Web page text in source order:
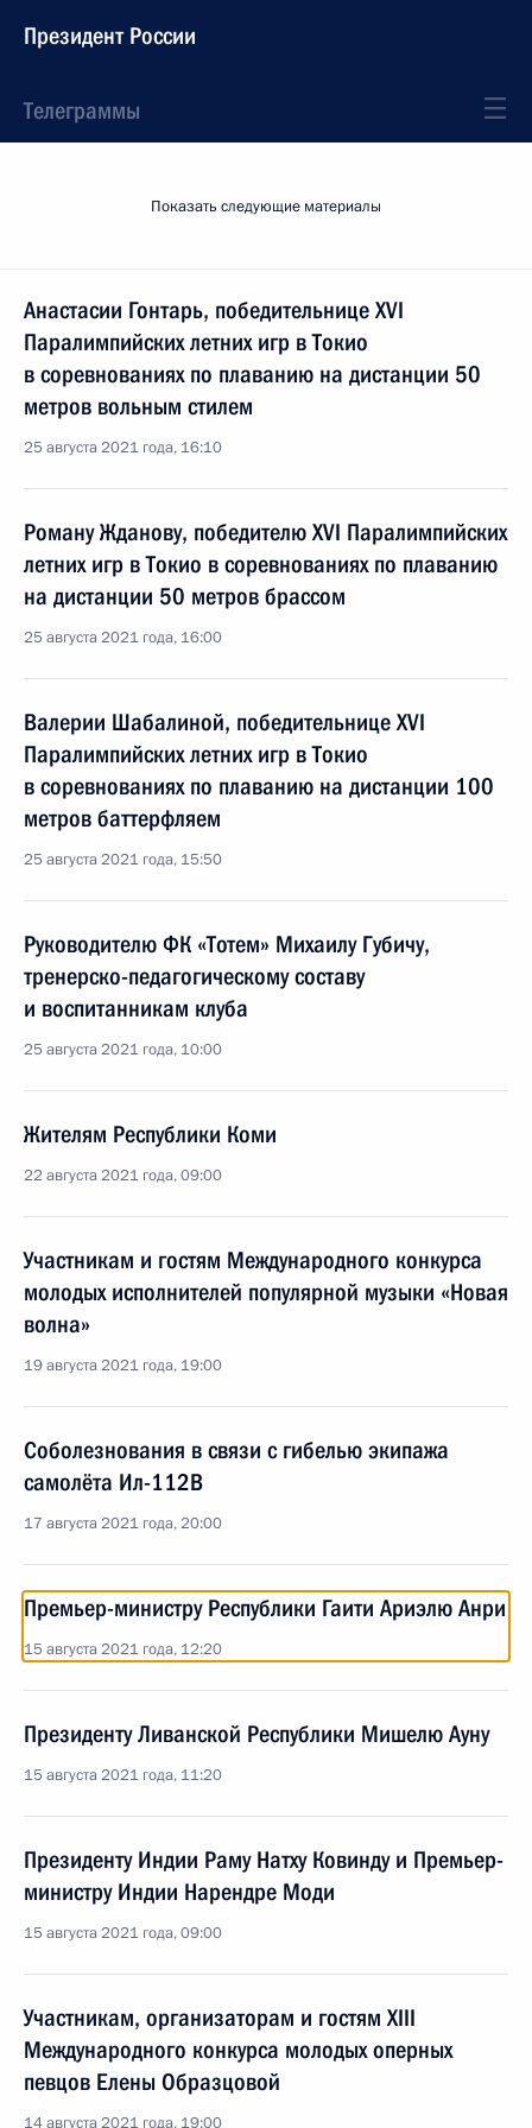
Президент России
Телеграммы
Показать следующие материалы
Анастасии Гонтарь, победительнице XVI
Паралимпийских летних игр в Токио
в соревнованиях по плаванию на дистанции 50
метров вольным стилем
25 августа 2021 года, 16:10
Роману Жданову, победителю XVI Паралимпийских
летних игр в Токио в соревнованиях по плаванию
на дистанции 50 метров брассом
25 августа 2021 года, 16:00
Валерии Шабалиной, победительнице XVI
Паралимпийских летних игр в Токио
в соревнованиях по плаванию на дистанции 100
метров баттерфляем
25 августа 2021 года, 15:50
Руководителю ФК «Тотем» Михаилу Губичу,
тренерско-педагогическому составу
и воспитанникам клуба
25 августа 2021 года, 10:00
Жителям Республики Коми
22 августа 2021 года, 09:00
Участникам и гостям Международного конкурса
молодых исполнителей популярной музыки «Новая
волна»
19 августа 2021 года, 19:00
Соболезнования в связи с гибелью экипажа
самолёта Ил-112В
17 августа 2021 года, 20:00
Премьер-министру Республики Гаити Ариэлю Анри
15 августа 2021 года, 12:20
Президенту Ливанской Республики Мишелю Ауну
15 августа 2021 года, 11:20
Президенту Индии Раму Натху Ковинду и Премьер-
министру Индии Нарендре Моди
15 августа 2021 года, 09:00
Участникам, организаторам и гостям XIII
Международного конкурса молодых оперных
певцов Елены Образцовой
14 августа 2021 года, 19:00